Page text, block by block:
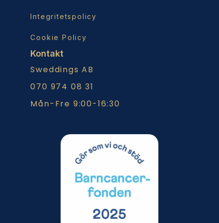
Integritetspolicy
Cookie Policy
Kontakt
Sweddings AB
070 974 08 31
Mån-Fre 9:00-16:30